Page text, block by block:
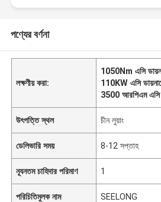
পণ্যের বর্ণনা
লক্ষণীয় করা:
1050Nm এসি
110KW এসি
3500 আরপিএম এসি
উৎপত্তি স্থল চীন লুয়াং
ডেলিভারি সময় 8-12 সপ্তাহ
ন্যূনতম চাহিদার পরিমাণ 1
পরিচিতিমুলক নাম SEELONG